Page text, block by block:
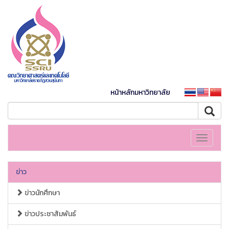
หน้าหลักมหาวิทยาลัย
Toggle
ข่าว
ข่าวนักศึกษา
ข่าวประชาสัมพันธ์